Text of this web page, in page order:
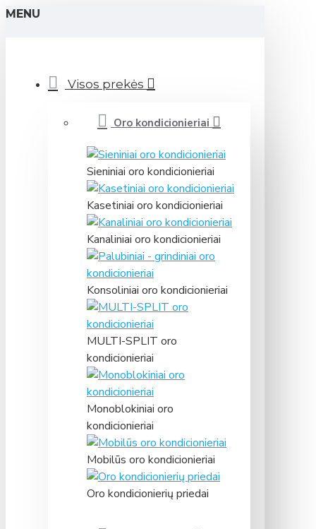
MENU
Visos prekės
Oro kondicionieriai
Sieniniai oro kondicionieriai
Kasetiniai oro kondicionieriai
Kanaliniai oro kondicionieriai
Konsoliniai oro kondicionieriai
MULTI-SPLIT oro
kondicionieriai
Monoblokiniai oro
kondicionieriai
Mobilūs oro kondicionieriai
Oro kondicionierių priedai